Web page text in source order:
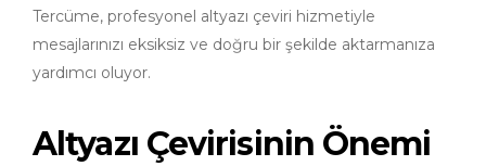
Tercüme, profesyonel altyazı çeviri hizmetiyle
mesajlarınızı eksiksiz ve doğru bir şekilde aktarmanıza
yardımcı oluyor.
Altyazı Çevirisinin Önemi